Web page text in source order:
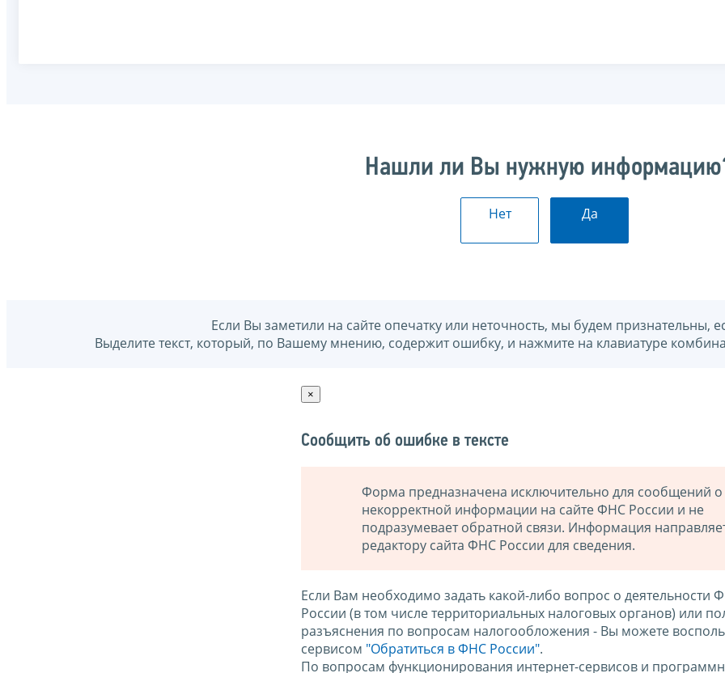
Нашли ли Вы нужную
Нет Да
Если Вы заметили на сайте опечатку или неточность, мы будем признательны,
Выделите текст, который, по Вашему мнению, содержит ошибку, и нажмите на клавиатуре
×
Сообщить об ошибке в тексте
Форма предназначена исключительно для сообщений о
некорректной информации на сайте ФНС России и не
подразумевает обратной связи. Информация
редактору сайта ФНС России для сведения.
Если Вам необходимо задать какой-либо вопрос о деятельности
России (в том числе территориальных налоговых органов) или
разъяснения по вопросам налогообложения - Вы можете
сервисом "Обратиться в ФНС России".
По вопросам функционирования интернет-сервисов и